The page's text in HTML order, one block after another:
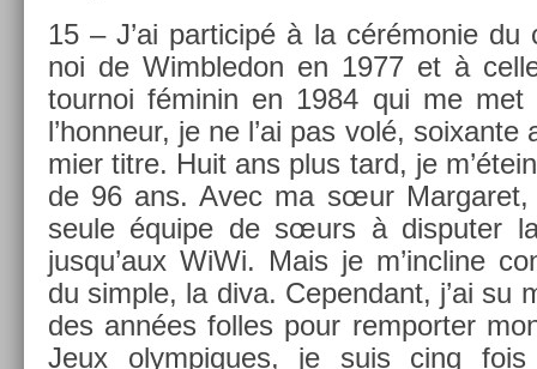
15 – J’ai par­ticipé à la cérémonie
noi de Wimbledon en 1977 et à
tour­noi féminin en 1984 qui me met
l’hon­neur, je ne l’ai pas volé,
mi­er titre. Huit ans plus tard, je
de 96 ans. Avec ma sœur
seule équipe de sœurs à dis­put­er
jusqu’aux WiWi. Mais je m’incline
du sim­ple, la diva. Cepen­dant, j’ai su
des années fol­les pour re­mport­er
Jeux olym­piques, je suis cinq fois